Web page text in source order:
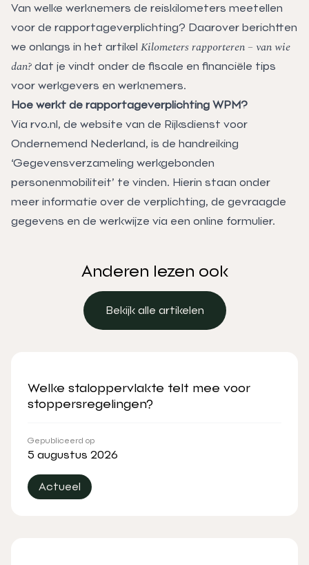
Van welke werknemers de reiskilometers meetellen
voor de rapportageverplichting? Daarover berichtten
we onlangs in het artikel Kilometers rapporteren – van wie
dan? dat je vindt onder de fiscale en financiële tips
voor werkgevers en werknemers.
Hoe werkt de rapportageverplichting WPM?
Via rvo.nl, de website van de Rijksdienst voor
Ondernemend Nederland, is de handreiking
‘Gegevensverzameling werkgebonden
personenmobiliteit’ te vinden. Hierin staan onder
meer informatie over de verplichting, de gevraagde
gegevens en de werkwijze via een online formulier.
Anderen lezen ook
Bekijk alle artikelen
Welke staloppervlakte telt mee voor
stoppersregelingen?
Gepubliceerd op
5 augustus 2026
Actueel